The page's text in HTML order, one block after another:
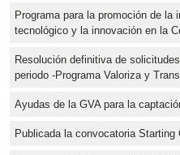
Programa para la promoción de
tecnológico y la innovación en la
Resolución definitiva de
periodo -Programa Valoriza y
Ayudas de la GVA para la
Publicada la convocatoria Starting